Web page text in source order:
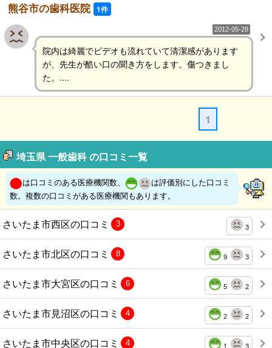
熊谷市の歯科医院 1件
2012-05-28
院内は綺麗でビデオも流れていて清潔感があります
が、先生が酷い口の聞き方をします。傷つきまし
た。....
1
埼玉県 一般歯科 の口コミ一覧
は口コミのある医療機関数、
は評価別にした口コミ
数。複数の口コミがある医療機関もあります。
さいたま市西区の口コミ 3
3
さいたま市北区の口コミ 9 3
8
さいたま市大宮区の口コミ 5 2
6
さいたま市見沼区の口コミ 2 2
4
さいたま市中央区の口コミ 1 3
4